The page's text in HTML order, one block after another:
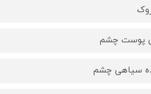
پوست چشم
سیاهی چشم